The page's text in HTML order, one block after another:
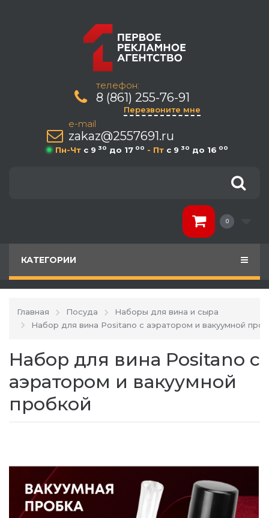
телефон:
8 (861) 255-76-91
Перезвоните мне
e-mail
zakaz@2557691.ru
Пн-Чт c 9 30 до 17 00 - Пт c 9 30 до 16 00
0
КАТЕГОРИИ
Главная Посуда
Наборы для вина и сыра
Набор для вина Positano с аэратором и вакуумной
Набор для вина Positano с
аэратором и вакуумной
пробкой